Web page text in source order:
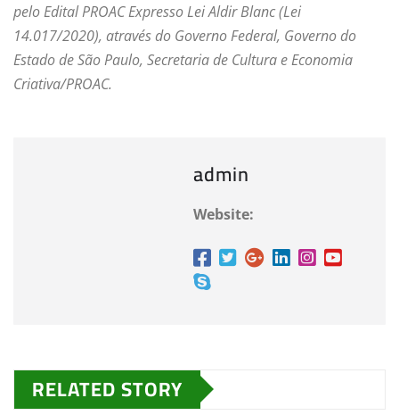
pelo Edital PROAC Expresso Lei Aldir Blanc (Lei
14.017/2020), através do Governo Federal, Governo do
Estado de São Paulo, Secretaria de Cultura e Economia
Criativa/PROAC.
admin
Website:
RELATED STORY